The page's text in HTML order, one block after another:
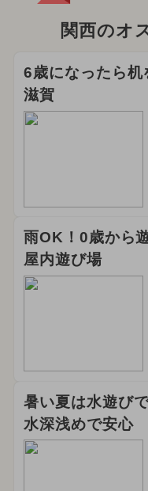
関西のオ
6歳になったら
滋賀
雨OK！0歳から
屋内遊び場
暑い夏は水遊び
水深浅めで安心